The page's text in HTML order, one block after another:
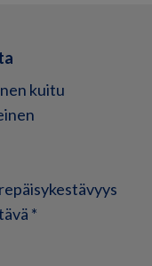
kuitu
*